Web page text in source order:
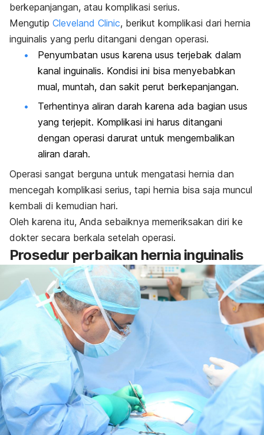
berkepanjangan, atau komplikasi serius.
Mengutip Cleveland Clinic, berikut komplikasi dari hernia
inguinalis yang perlu ditangani dengan operasi.
Penyumbatan usus karena usus terjebak dalam
kanal inguinalis. Kondisi ini bisa menyebabkan
mual, muntah, dan sakit perut berkepanjangan.
Terhentinya aliran darah karena ada bagian usus
yang terjepit. Komplikasi ini harus ditangani
dengan operasi darurat untuk mengembalikan
aliran darah.
Operasi sangat berguna untuk mengatasi hernia dan
mencegah komplikasi serius, tapi hernia bisa saja muncul
kembali di kemudian hari.
Oleh karena itu, Anda sebaiknya memeriksakan diri ke
dokter secara berkala setelah operasi.
Prosedur perbaikan hernia inguinalis